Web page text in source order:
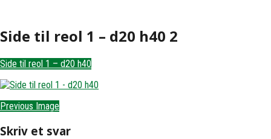
Side til reol 1 – d20 h40 2
Side til reol 1 – d20 h40
Previous Image
Skriv et svar